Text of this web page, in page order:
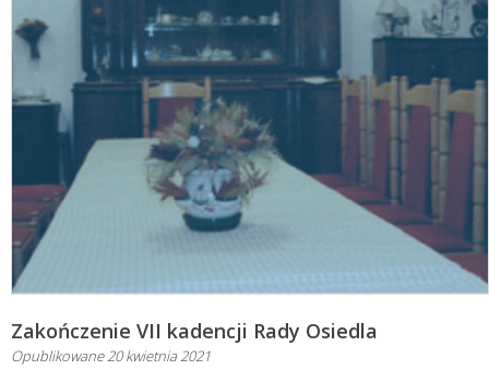
Zakończenie VII kadencji Rady Osiedla
Opublikowane20 kwietnia 2021